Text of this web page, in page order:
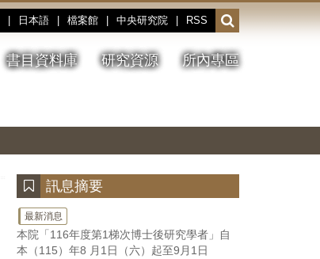
日本語 檔案館 中央研究院 RSS
開
啟
或
收
書目資料庫 研究資源 所內專區
停、
圖
圖
結
訊息摘要
最新消息
本院「116年度第1梯次博士後研究學者」自
本（115）年8 月1日（六）起至9月1日